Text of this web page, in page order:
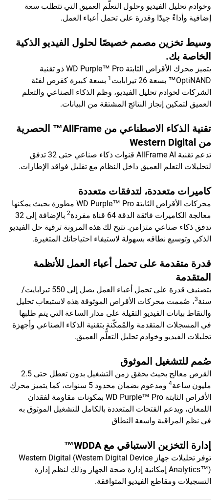
وخوادم تحليل الفيديو وحلول التعلُّم العميق التي تتطلب سعة
إضافية وأداءً جيدًا وقدرة على تحمل أعباء العمل.
وسيط تخزين مصمم خصيصًا لحلول الفيديو الذكية
الخاصة بك.
يتميز محرك الأقراص الثابتة WD Purple™ Pro ذو تقنية
OptiNAND™ بسعة 26 تيرابايت
1 بسعة كبيرة كقرص لفئة
الشركات لخوادم تحليل الفيديو، وظم الذكاء الصناعي والتعلم
العميق لتمكين إنجاز النتائج المشتقة من البيانات.
تقنية الذكاء الاصطناعي من AllFrame™ الحصرية
من Western Digital
تدعم تقنية AllFrame AI قنوات ذكاء صناعي حتى 32 تدفق
لتحليلات التعلم العميق داخل النظام مع تقليل فواقد الإطارات.
كاميرات متعددة، لتدفقات متعددة
محركات الأقراص الثابتة WD Purple™ Pro مطورة بحيث يمكنها
معالجة الكاميرات فائقة الدقة 64 قناة مفردة
2
بالإضافة إلى 32
تدفق ذكاء صناعي متزامن. تتيح لك هذه المرونة ترقية حل الفيديو
الذكي وتوسيع نطاقه بسهولة لاستيفاء احتياجاتك المتغيرة.
قدرة متقدمة على تحمل أعباء العمل للأنظمة
المتقدمة
بتصنيف قدرة على تحمل أعباء العمل يصل إلى 550 تيرابايت/
سنة3، صُممت محركات الأقراص الموثوقة هذه لاستيعاب تحليل
والتقاط بيانات الفيديو الثقيلة على مدار الساعة التي يتم طلبها
في المسجلات المتقدمة والمُمكّنة بتقنية الذكاء الصناعي وأجهزة
تحليلات الفيديو وخوادم تحليل التعلُّم العميق.
صُمم للتشغيل الموثوق
القرص معالج بحيث يحقق زمن التشغيل بدون تعطل حتى 2.5
مليون ساعة4
ومدعوم بضمان محدود 5 سنوات، كما يتميز محرك
الأقراص الثابتة WD Purple™ Pro بمكونات مقاومة لفقدان
اللمعان، ويدعم الفتحات المتعددة بالكامل للتشغيل الموثوق به
في نظم المراقبة واسعة النطاق
إدارة التخزين الاستباقي مع WDDA™
توفر تحليلات جهاز Western Digital (Western Digital Device
Analytics™) إمكانية إدارة صحة الجهاز وذلك لنظم إدارة
التسجيلات ومقاطع الفيديو المتوافقة.